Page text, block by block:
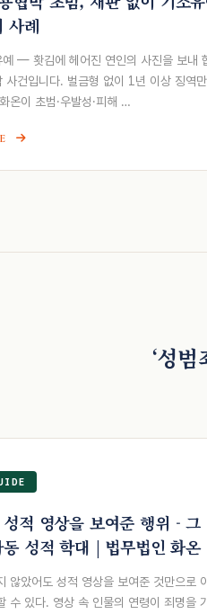
사례
예 — 홧김에 헤어진 연인의 사진을 보내
사건입니다. 벌금형 없이 1년 이상 징역
온이 초범·우발성·피해 …
‘성
적 영상을 보여준 행위 - 그
성적 학대 | 법무법인 화온
않았어도 성적 영상을 보여준 것만으로
수 있다. 영상 속 인물의 연령이 죄명을